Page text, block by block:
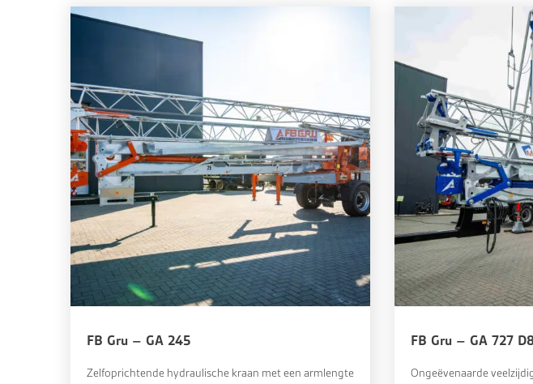
FB Gru – GA 245
Zelfoprichtende hydraulische kraan met een armlengte
FB Gru – GA 727
Ongeëvenaarde